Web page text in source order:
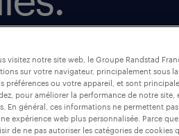
et les entreprises,
avec les bons
et diversifiées,
talents tout en
visitez notre site web, le Groupe Randstad
sur votre navigateur, principalement sous
préférences ou votre appareil, et sont
pour améliorer la performance de notre
En général, ces informations ne permettent
expérience web plus personnalisée. Parce
de ne pas autoriser les catégories de cookies